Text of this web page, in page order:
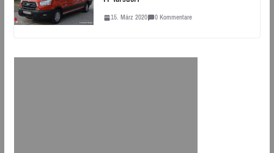
15. März 2020 0 Kommentare